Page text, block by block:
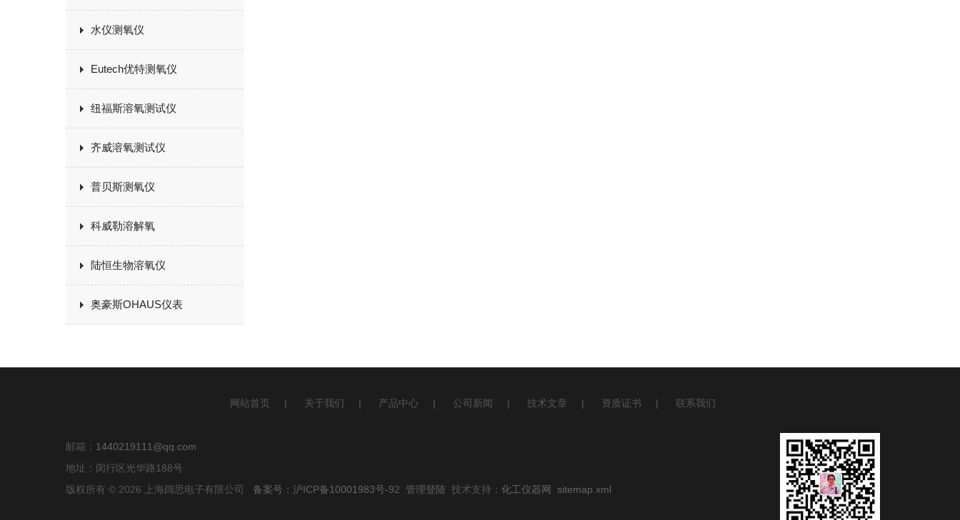
水仪测氧仪
Eutech优特测氧仪
纽福斯溶氧测试仪
齐威溶氧测试仪
普贝斯测氧仪
科威勒溶解氧
陆恒生物溶氧仪
奥豪斯OHAUS仪表
网站首页 | 关于我们 | 产品中心 | 公司新闻 | 技术文章 | 资质证书 | 联系我们
邮箱： 1440219111@qq.com
地址：闵行区光华路188号
版权所有 © 2026 上海阔思电子有限公司 备案号：沪ICP备10001983号-92 管理登陆 技术支持： 化工仪器网 sitemap.xml